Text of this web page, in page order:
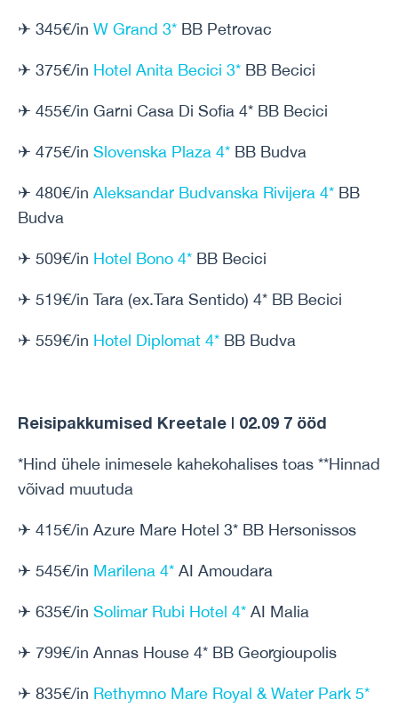
✈ 345€/in W Grand 3* BB Petrovac
✈ 375€/in Hotel Anita Becici 3* BB Becici
✈ 455€/in Garni Casa Di Sofia 4* BB Becici
✈ 475€/in Slovenska Plaza 4* BB Budva
✈ 480€/in Aleksandar Budvanska Rivijera 4* BB
Budva
✈ 509€/in Hotel Bono 4* BB Becici
✈ 519€/in Tara (ex.Tara Sentido) 4* BB Becici
✈ 559€/in Hotel Diplomat 4* BB Budva
Reisipakkumised Kreetale | 02.09 7 ööd
*Hind ühele inimesele kahekohalises toas **Hinnad
võivad muutuda
✈ 415€/in Azure Mare Hotel 3* BB Hersonissos
✈ 545€/in Marilena 4* AI Amoudara
✈ 635€/in Solimar Rubi Hotel 4* AI Malia
✈ 799€/in Annas House 4* BB Georgioupolis
✈ 835€/in Rethymno Mare Royal & Water Park 5*